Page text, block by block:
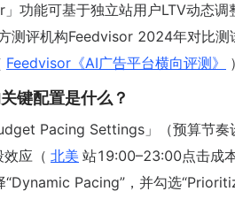
功能可基于独立站用户LTV动态
测评机构Feedvisor 2024年对比
Feedvisor《AI广告平台横向评测》
键配置是什么？
Pacing Settings」（预算节
应（ 北美 站19:00–23:00点击成
Pacing”，并勾选